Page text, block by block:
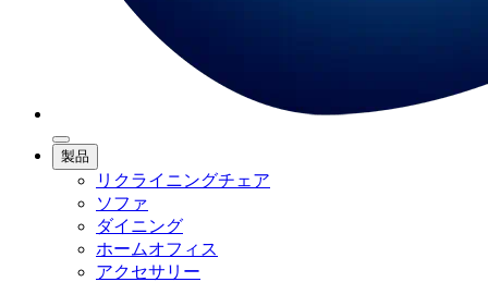
製品
リクライニングチェア
ソファ
ダイニング
ホームオフィス
アクセサリー